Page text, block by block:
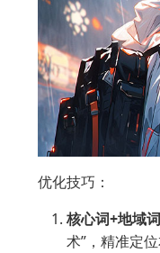
优化技巧：
核心词+地域
术”，精准定位